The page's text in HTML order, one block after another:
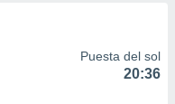
Puesta del sol
20:36